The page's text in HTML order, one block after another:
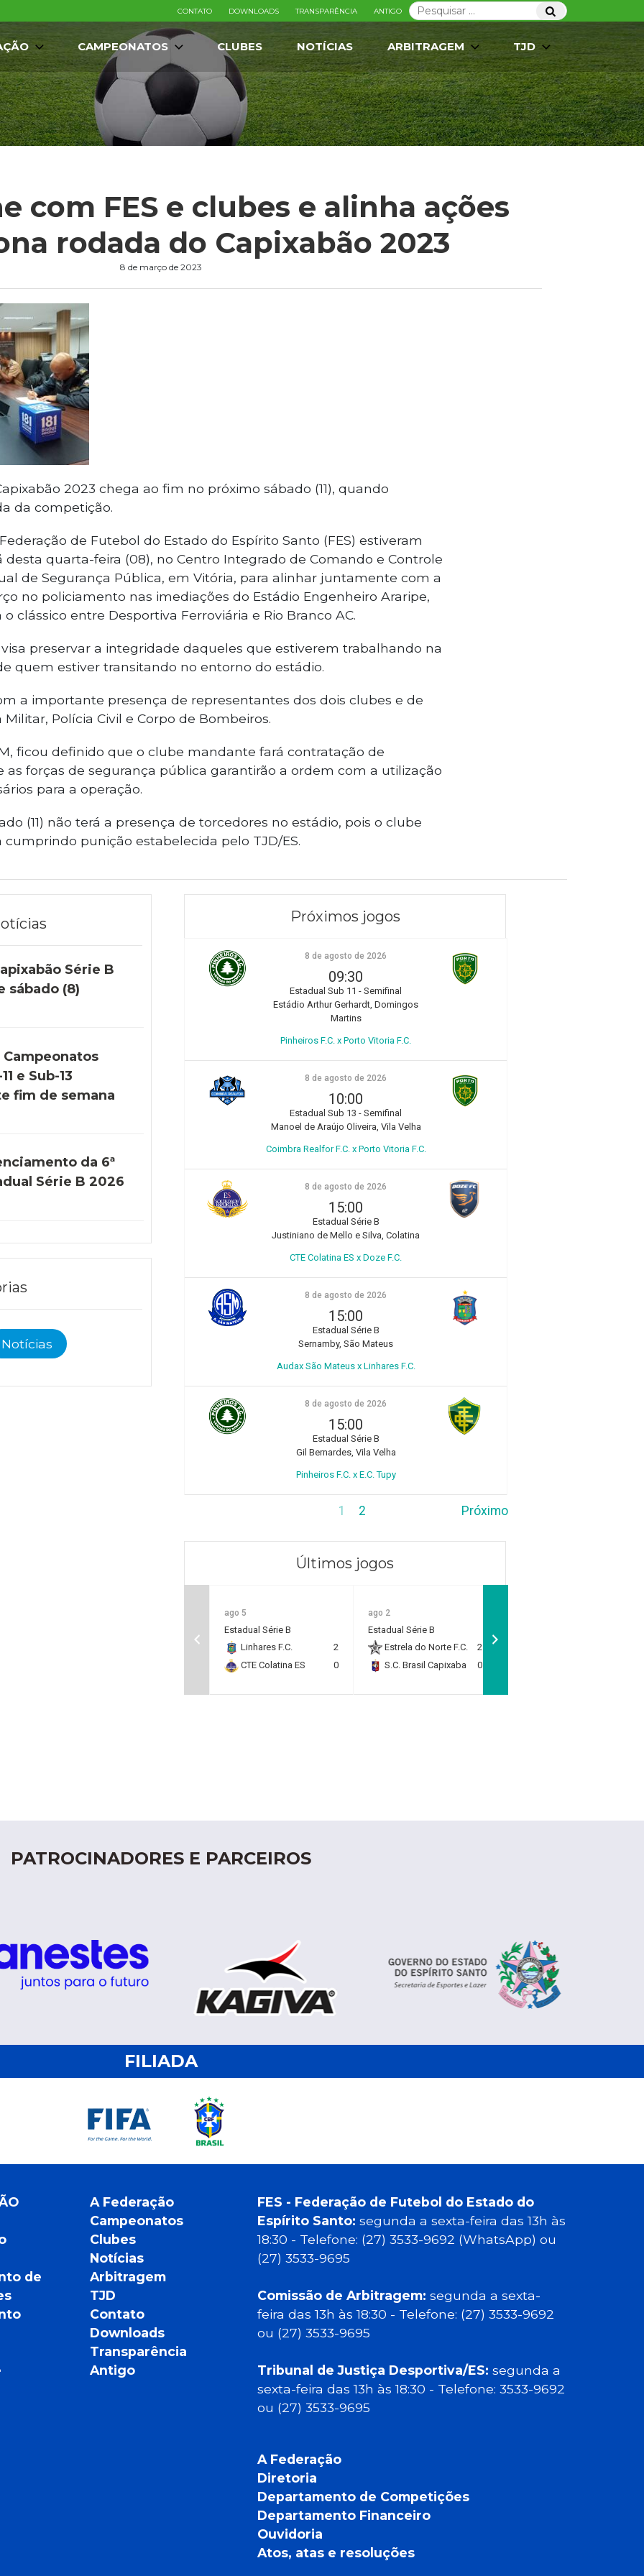
Pesquisar
por:
Pesquisar
CONTATO DOWNLOADS TRANSPARÊNCIA ANTIGO
CAMPEONATOS CLUBES NOTÍCIAS ARBITRAGEM TJD
com FES e clubes e alinha ações
rodada do Capixabão 2023
8 de março de 2023
2023 chega ao fim no próximo sábado (11), quando
da competição.
de Futebol do Estado do Espírito Santo (FES) estiveram
desta quarta-feira (08), no Centro Integrado de Comando e Controle
de Segurança Pública, em Vitória, para alinhar juntamente com a
no policiamento nas imediações do Estádio Engenheiro Araripe,
clássico entre Desportiva Ferroviária e Rio Branco AC.
visa preservar a integridade daqueles que estiverem trabalhando na
quem estiver transitando no entorno do estádio.
a importante presença de representantes dos dois clubes e de
Polícia Civil e Corpo de Bombeiros.
ficou definido que o clube mandante fará contratação de
as forças de segurança pública garantirão a ordem com a utilização
para a operação.
(11) não terá a presença de torcedores no estádio, pois o clube
punição estabelecida pelo TJD/ES.
Série B
sábado (8)
e Sub-13
fim de semana
da 6ª
Série B 2026
Notícias
Próximos jogos
8 de agosto de 2026
09:30
Estadual Sub 11 - Semifinal
Estádio Arthur Gerhardt, Domingos
Martins
Pinheiros F.C. x Porto Vitoria F.C.
8 de agosto de 2026
10:00
Estadual Sub 13 - Semifinal
Manoel de Araújo Oliveira, Vila Velha
Coimbra Realfor F.C. x Porto Vitoria F.C.
8 de agosto de 2026
15:00
Estadual Série B
Justiniano de Mello e Silva, Colatina
CTE Colatina ES x Doze F.C.
8 de agosto de 2026
15:00
Estadual Série B
Sernamby, São Mateus
Audax São Mateus x Linhares F.C.
8 de agosto de 2026
15:00
Estadual Série B
Gil Bernardes, Vila Velha
Pinheiros F.C. x E.C. Tupy
1 2 Próximo
Últimos jogos
ago 5
Estadual Série B
Linhares F.C.
2
CTE Colatina ES
0
ago 2
Estadual Série B
Estrela do Norte F.C.
2
S.C. Brasil Capixaba
0
PATROCINADORES E PARCEIROS
FILIADA
de
A Federação
Campeonatos
Clubes
Notícias
Arbitragem
TJD
Contato
Downloads
Transparência
Antigo
FES - Federação de Futebol do Estado do
Espírito Santo: segunda a sexta-feira das 13h às
18:30 - Telefone: (27) 3533-9692 (WhatsApp) ou
(27) 3533-9695
Comissão de Arbitragem: segunda a sexta-
feira das 13h às 18:30 - Telefone: (27) 3533-9692
ou (27) 3533-9695
Tribunal de Justiça Desportiva/ES: segunda a
sexta-feira das 13h às 18:30 - Telefone: 3533-9692
ou (27) 3533-9695
A Federação
Diretoria
Departamento de Competições
Departamento Financeiro
Ouvidoria
Atos, atas e resoluções